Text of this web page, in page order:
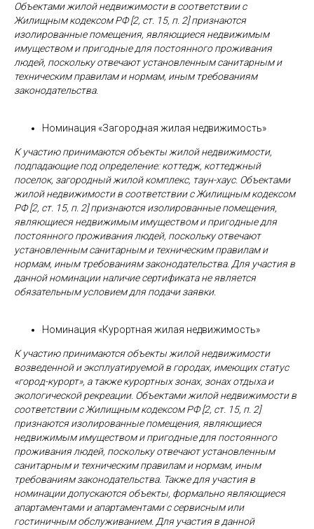
Объектами жилой недвижимости в соответствии с
Жилищным кодексом РФ [2, ст. 15, п. 2] признаются
изолированные помещения, являющиеся недвижимым
имуществом и пригодные для постоянного проживания
людей, поскольку отвечают установленным санитарным и
техническим правилам и нормам, иным требованиям
законодательства.
Номинация «Загородная жилая недвижимость»
К участию принимаются объекты жилой недвижимости,
подпадающие под определение: коттедж, коттеджный
поселок, загородный жилой комплекс, таун-хаус. Объектами
жилой недвижимости в соответствии с Жилищным кодексом
РФ [2, ст. 15, п. 2] признаются изолированные помещения,
являющиеся недвижимым имуществом и пригодные для
постоянного проживания людей, поскольку отвечают
установленным санитарным и техническим правилам и
нормам, иным требованиям законодательства. Для участия в
данной номинации наличие сертификата не является
обязательным условием для подачи заявки.
Номинация «Курортная жилая недвижимость»
К участию принимаются объекты жилой недвижимости
возведенной и эксплуатируемой в городах, имеющих статус
«город-курорт», а также курортных зонах, зонах отдыха и
экологической рекреации. Объектами жилой недвижимости в
соответствии с Жилищным кодексом РФ [2, ст. 15, п. 2]
признаются изолированные помещения, являющиеся
недвижимым имуществом и пригодные для постоянного
проживания людей, поскольку отвечают установленным
санитарным и техническим правилам и нормам, иным
требованиям законодательства. Также для участия в
номинации допускаются объекты, формально являющиеся
апартаментами и апартаментами с сервисным или
гостиничным обслуживанием. Для участия в данной